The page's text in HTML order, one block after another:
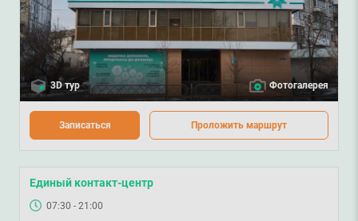
3D тур Фотогалерея
Записаться Проложить маршрут
Единый контакт-центр
07:30 - 21:00